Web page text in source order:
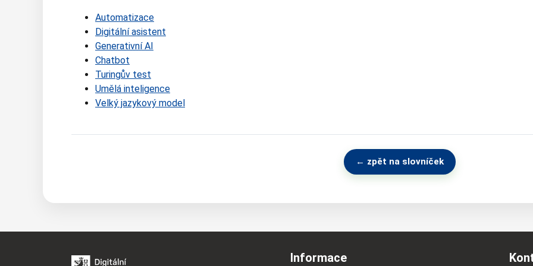
Automatizace
Digitální asistent
Generativní AI
Chatbot
Turingův test
Umělá inteligence
Velký jazykový model
← zpět na slovníček
Informace